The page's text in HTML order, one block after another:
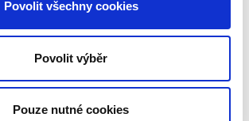
Povolit všechny cookies
Povolit výběr
Pouze nutné cookies